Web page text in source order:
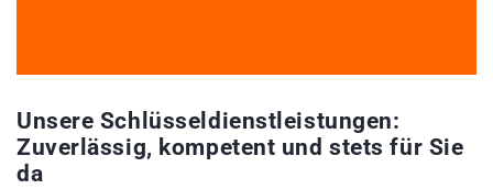
Unsere Schlüsseldienstleistungen:
Zuverlässig, kompetent und stets für Sie
da